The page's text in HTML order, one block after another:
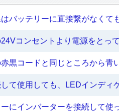
バッテリーに直接繋がなくて
24Vコンセントより電源をとっ
黒コードと同じところから青
て使用しても、LEDインディ
にインバーターを接続して使